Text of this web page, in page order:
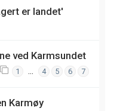
er landet'
ved Karmsundet
1 4 5 6 7
Karmøy